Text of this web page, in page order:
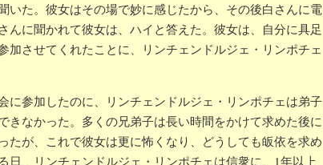
いた。彼女はその場で妙に感じたから、その後白さんに電
んに聞かれて彼女は、ハイと答えた。彼女は、自分に具足
加させてくれたことに、リンチェンドルジェ・リンポチェ
に参加したのに、リンチェンドルジェ・リンポチェは弟子
きなかった。多くの兄弟子は長い時間をかけて求めた後に
たが、これで彼女は更に怖くなり、どうしても皈依を求め
日、リンチェンドルジェ・リンポチェは信衆に、1年以上